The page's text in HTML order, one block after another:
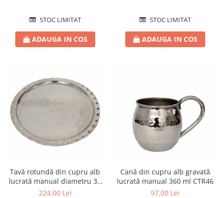
STOC LIMITAT
ADAUGA IN COS
STOC LIMITAT
ADAUGA IN COS
Tavă rotundă din cupru alb
lucrată manual diametru 34
cm CTR45
224,00 Lei
Cană din cupru alb gravată
lucrată manual 360 ml CTR46
97,00 Lei